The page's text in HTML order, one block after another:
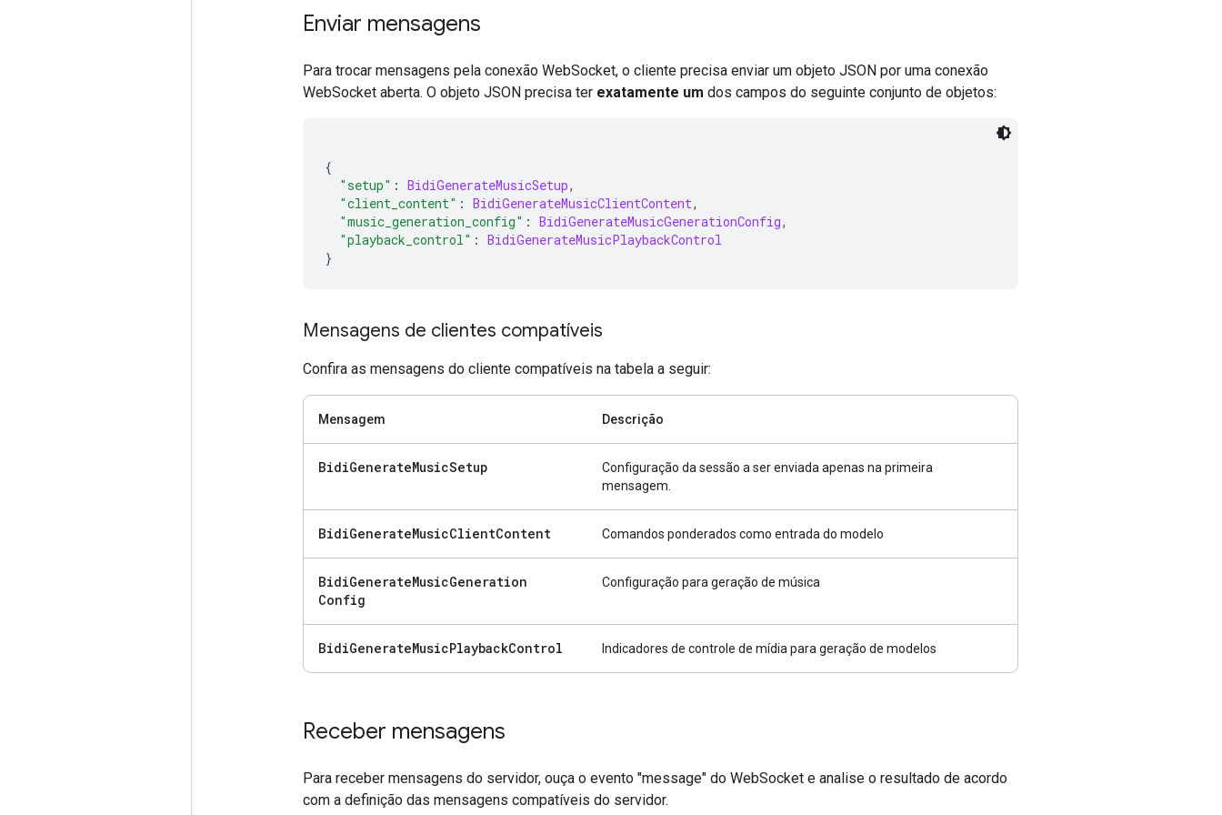
Enviar mensagens
Para trocar mensagens pela conexão WebSocket, o cliente precisa enviar um objeto JSON por uma conexão
WebSocket aberta. O objeto JSON precisa ter exatamente um dos campos do seguinte conjunto de objetos:
{
"setup" : BidiGenerateMusicSetup,
"client_content" : BidiGenerateMusicClientContent,
"music_generation_config" : BidiGenerateMusicGenerationConfig,
"playback_control" : BidiGenerateMusicPlaybackControl
}
Mensagens de clientes compatíveis
Confira as mensagens do cliente compatíveis na tabela a seguir:
Mensagem Descrição
BidiGenerateMusicSetup
Configuração da sessão a ser enviada apenas na primeira
mensagem.
BidiGenerateMusicClientContent Comandos ponderados como entrada do modelo
BidiGenerateMusicGeneration
Config
Configuração para geração de música
BidiGenerateMusicPlaybackControl Indicadores de controle de mídia para geração de modelos
Receber mensagens
Para receber mensagens do servidor, ouça o evento "message" do WebSocket e analise o resultado de acordo
com a definição das mensagens compatíveis do servidor.